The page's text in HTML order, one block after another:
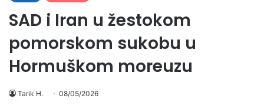
SAD i Iran u žestokom
pomorskom sukobu u
Hormuškom moreuzu
Tarik H. 08/05/2026